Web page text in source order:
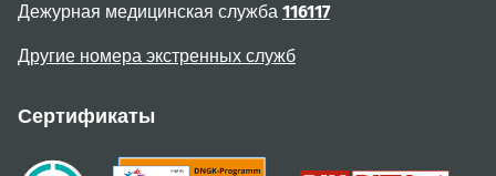
Дежурная медицинская служба 116117
Другие номера экстренных служб
Сертификаты